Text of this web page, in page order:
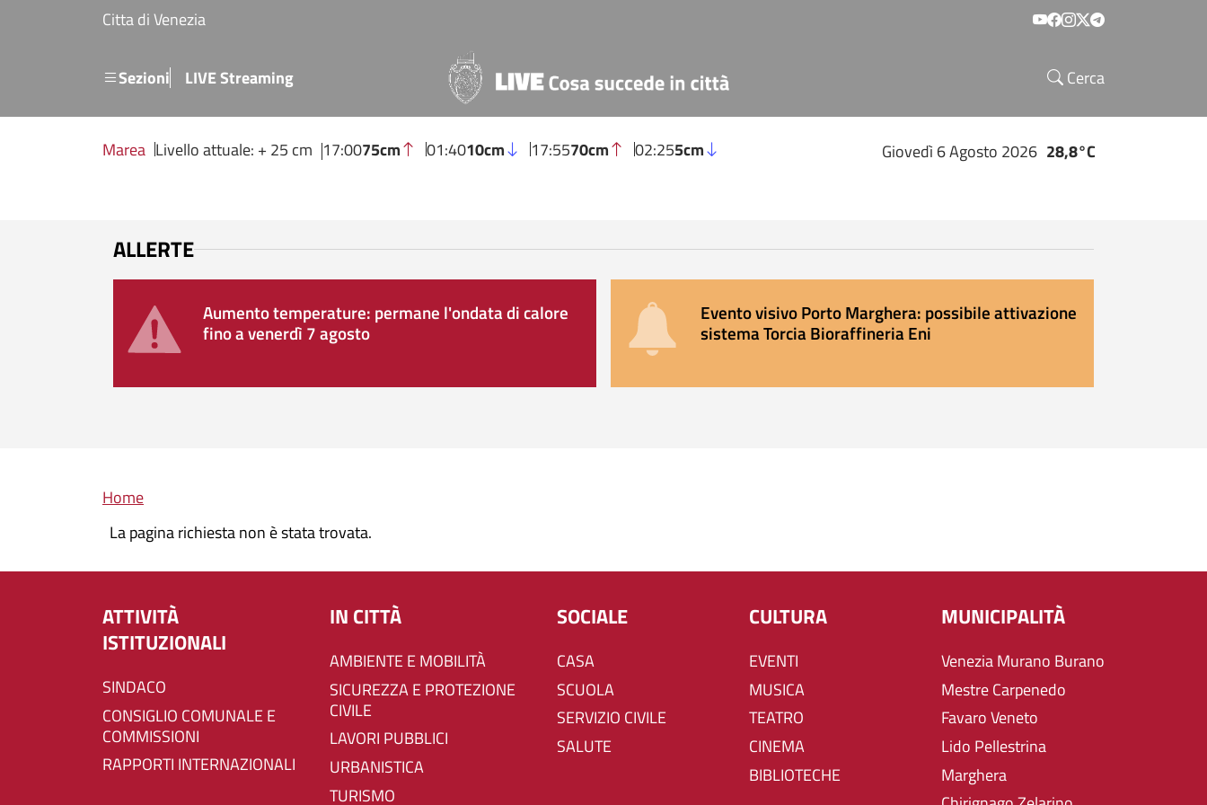
Salta al contenuto principale
Citta di Venezia Social menu
SezioniMenu secondario
LIVE Streaming Cerca
Marea Livello attuale: + 25 cm 17:0075cm 01:4010cm 17:5570cm 02:255cm Giovedì 6 Agosto 2026 28,8°C
ALLERTE
Aumento temperature: permane l'ondata di calore
fino a venerdì 7 agosto
Evento visivo Porto Marghera: possibile attivazione
sistema Torcia Bioraffineria Eni
Briciole di pane
Home
La pagina richiesta non è stata trovata.
ATTIVITÀ
ISTITUZIONALI
SINDACO
CONSIGLIO COMUNALE E
COMMISSIONI
RAPPORTI INTERNAZIONALI
IN CITTÀ
AMBIENTE E MOBILITÀ
SICUREZZA E PROTEZIONE
CIVILE
LAVORI PUBBLICI
URBANISTICA
TURISMO
SOCIALE
CASA
SCUOLA
SERVIZIO CIVILE
SALUTE
CULTURA
EVENTI
MUSICA
TEATRO
CINEMA
BIBLIOTECHE
MUNICIPALITÀ
Venezia Murano Burano
Mestre Carpenedo
Favaro Veneto
Lido Pellestrina
Marghera